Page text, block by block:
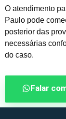
O atendimento
Paulo pode
posterior das
necessárias
do caso.
Falar